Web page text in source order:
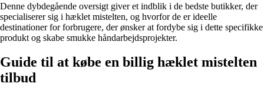
Denne dybdegående oversigt giver et indblik i de bedste butikker, der
specialiserer sig i hæklet mistelten, og hvorfor de er ideelle
destinationer for forbrugere, der ønsker at fordybe sig i dette specifikke
produkt og skabe smukke håndarbejdsprojekter.
Guide til at købe en billig hæklet mistelten
tilbud